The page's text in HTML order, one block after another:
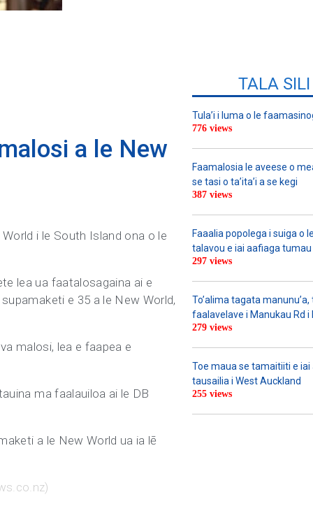
a le New
i le South Island ona o le
lea ua faatalosagaina ai e
e 35 a le New World,
malosi, lea e faapea e
ma faalauiloa ai le DB
a le New World ua ia lē
TALA
Tula’i i luma o le
776 views
Faamalosia le aveese o
se tasi o ta’ita’i a se kegi
387 views
Faaalia popolega i suiga o
talavou e iai aafiaga
297 views
To’alima tagata
faalavelave i Manukau Rd
279 views
Toe maua se tamaitiiti e
tausailia i West Auckland
255 views